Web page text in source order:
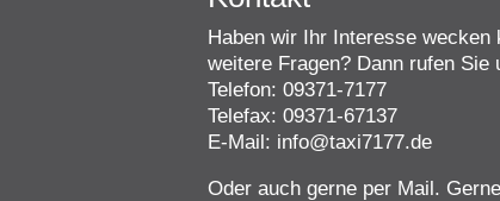
Haben wir Ihr Interesse wecken
weitere Fragen? Dann rufen Sie
Telefon: 09371-7177
Telefax: 09371-67137
E-Mail: info@taxi7177.de
Oder auch gerne per Mail.